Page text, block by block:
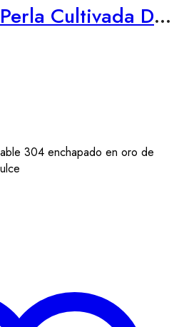
6mm aprox. – Perla Cultivada Dorada
304 enchapado en oro de